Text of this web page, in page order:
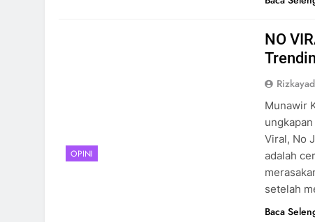
OPINI
NO
Munawir
Viral, No
adalah
setelah
Baca